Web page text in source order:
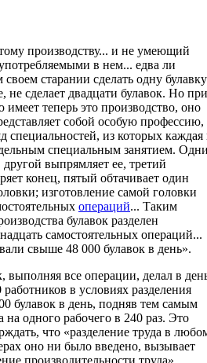
производству... и не умеющий
в нем... едва ли
старании сделать одну булавку
не сделает двадцати булавок. Но при
теперь это производство, оно
собой особую профессию,
специальностей, из которых каждая
специальным занятием.
выпрямляет ее, третий
конец, пятый обтачивает один
изготовление самой головки
операций... Таким
булавок разделен
самостоятельных операций...
свыше 48 000 булавок в день».
выполняя все операции, делал в
в условиях разделения
булавок в день, подняв тем самым
на одного рабочего в 240 раз. Это
что «разделение труда в
оно ни было введено, вызывает
производительности труда».